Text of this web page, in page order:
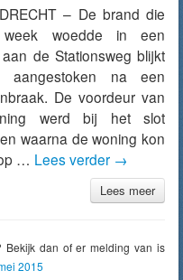
– De brand die
week woedde in een
de Stationsweg blijkt
na een
De voordeur van
werd bij het slot
waarna de woning kon
… Lees verder →
Lees meer
Bekijk dan of er melding van is
2015